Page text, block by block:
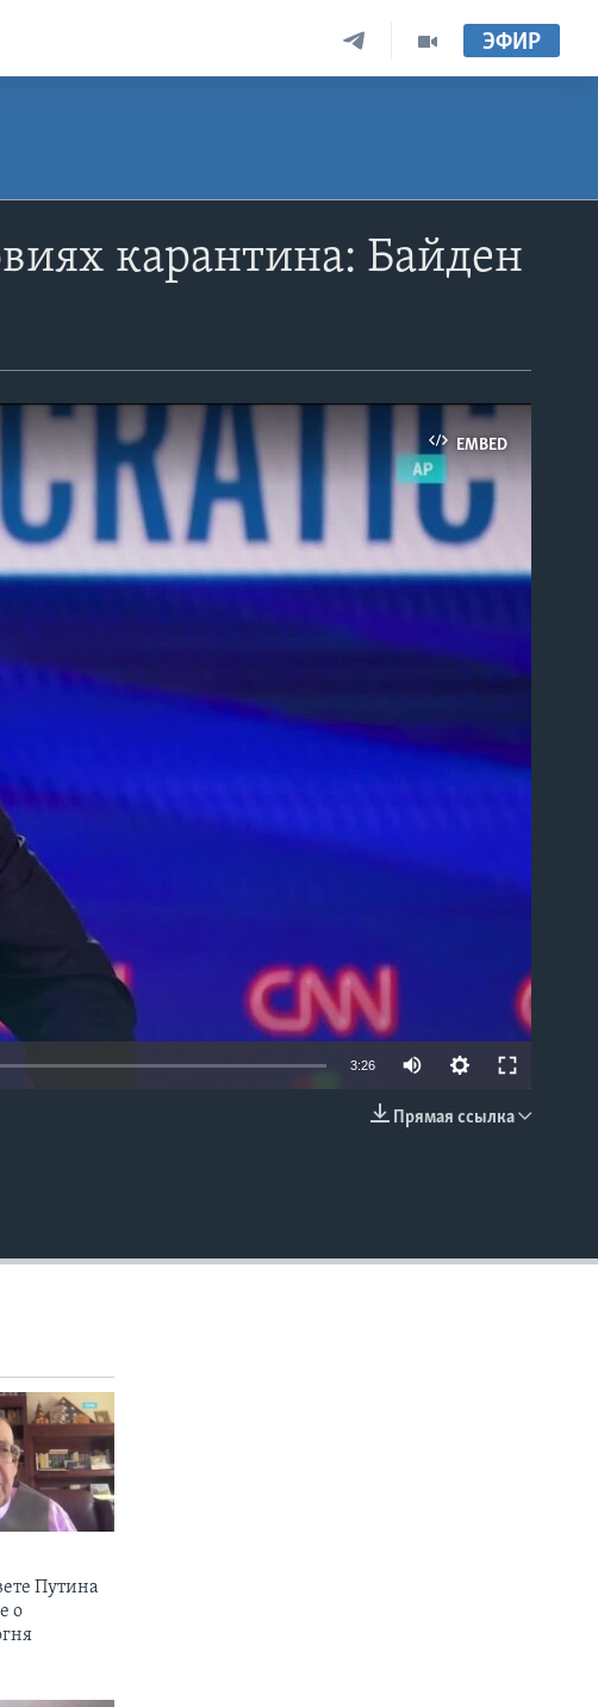
ЭФИР
карантина: Байден
EMBED
available
3:26
Прямая ссылка
Путина
о